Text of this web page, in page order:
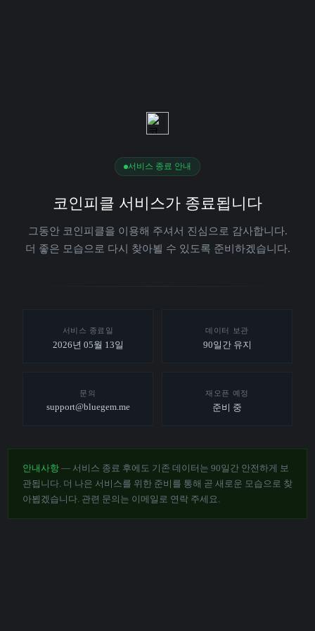
서비스 종료 안내
코인피클 서비스가 종료됩니다
그동안 코인피클을 이용해 주셔서 진심으로 감사합니다.
더 좋은 모습으로 다시 찾아뵐 수 있도록 준비하겠습니다.
서비스 종료일
2026년 05월 13일
데이터 보관
90일간 유지
문의
support@bluegem.me
재오픈 예정
준비 중
안내사항 — 서비스 종료 후에도 기존 데이터는 90일간 안전하게 보
관됩니다. 더 나은 서비스를 위한 준비를 통해 곧 새로운 모습으로 찾
아뵙겠습니다. 관련 문의는 이메일로 연락 주세요.